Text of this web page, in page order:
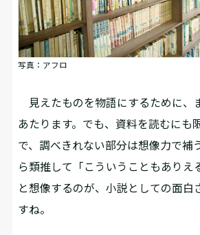
写真：アフロ
見えたものを物語にするために、
あたります。でも、資料を読むにも
で、調べきれない部分は想像力で補
ら類推して「こういうこともありえ
と想像するのが、小説としての面白
すね。